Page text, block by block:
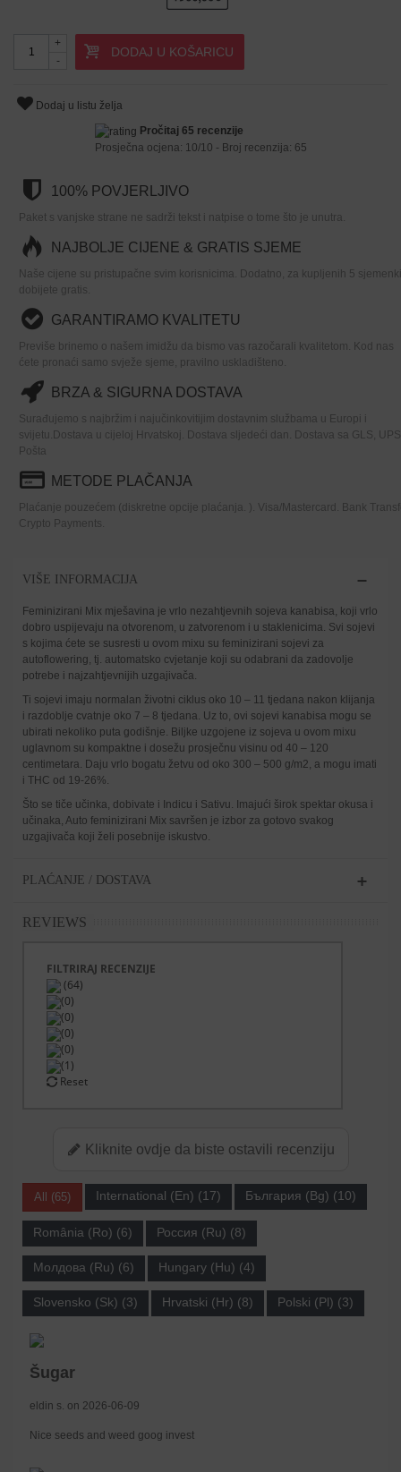
-
+
DODAJ U KOŠARICU
Dodaj u listu želja
Pročitaj 65 recenzije
Prosječna ocjena: 10/10 - Broj recenzija: 65
100% POVJERLJIVO
Paket s vanjske strane ne sadrži tekst i natpise o tome što je unutra.
NAJBOLJE CIJENE & GRATIS SJEME
Naše cijene su pristupačne svim korisnicima. Dodatno, za kupljenih 5
dobijete gratis.
GARANTIRAMO KVALITETU
Previše brinemo o našem imidžu da bismo vas razočarali kvalitetom. Kod nas
ćete pronaći samo svježe sjeme, pravilno uskladišteno.
BRZA & SIGURNA DOSTAVA
Surađujemo s najbržim i najučinkovitijim dostavnim službama u Europi i
svijetu.Dostava u cijeloj Hrvatskoj. Dostava sljedeći dan. Dostava sa GLS,
Pošta
METODE PLAČANJA
Plaćanje pouzećem (diskretne opcije plaćanja. ). Visa/Mastercard. Bank
Crypto Payments.
VIŠE INFORMACIJA
Feminizirani Mix mješavina je vrlo nezahtjevnih sojeva kanabisa, koji vrlo
dobro uspijevaju na otvorenom, u zatvorenom i u staklenicima. Svi sojevi
s kojima ćete se susresti u ovom mixu su feminizirani sojevi za
autoflowering, tj. automatsko cvjetanje koji su odabrani da zadovolje
potrebe i najzahtjevnijih uzgajivača.
Ti sojevi imaju normalan životni ciklus oko 10 – 11 tjedana nakon klijanja
i razdoblje cvatnje oko 7 – 8 tjedana. Uz to, ovi sojevi kanabisa mogu se
ubirati nekoliko puta godišnje. Biljke uzgojene iz sojeva u ovom mixu
uglavnom su kompaktne i dosežu prosječnu visinu od 40 – 120
centimetara. Daju vrlo bogatu žetvu od oko 300 – 500 g/m2, a mogu imati
i THC od 19-26%.
Što se tiče učinka, dobivate i Indicu i Sativu. Imajući širok spektar okusa i
učinaka, Auto feminizirani Mix savršen je izbor za gotovo svakog
uzgajivača koji želi posebnije iskustvo.
PLAĆANJE / DOSTAVA
REVIEWS
FILTRIRAJ RECENZIJE
(64)
(0)
(0)
(0)
(0)
(1)
Reset
Kliknite ovdje da biste ostavili recenziju
All (65) International (En) (17) България (Bg) (10)
România (Ro) (6) Россия (Ru) (8)
Молдова (Ru) (6) Hungary (Hu) (4)
Slovensko (Sk) (3) Hrvatski (Hr) (8) Polski (Pl) (3)
Šugar
eldin s. on 2026-06-09
Nice seeds and weed goog invest